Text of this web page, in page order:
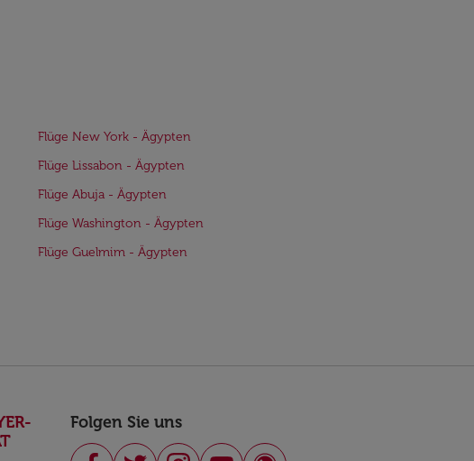
Flüge New York - Ägypten
Flüge Lissabon - Ägypten
Flüge Abuja - Ägypten
Flüge Washington - Ägypten
Flüge Guelmim - Ägypten
Folgen Sie uns